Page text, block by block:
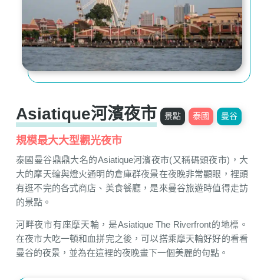
Asiatique河濱夜市 景點 泰國 曼谷
規模最大大型觀光夜市
泰國曼谷鼎鼎大名的Asiatique河濱夜市(又稱碼頭夜市)，大
大的摩天輪與燈火通明的倉庫群夜景在夜晚非常顯眼，裡頭
有逛不完的各式商店、美食餐廳，是來曼谷旅遊時值得走訪
的景點。
河畔夜市有座摩天輪，是Asiatique The Riverfront的地標。
在夜市大吃一頓和血拼完之後，可以搭乘摩天輪好好的看看
曼谷的夜景，並為在這裡的夜晚畫下一個美麗的句點。